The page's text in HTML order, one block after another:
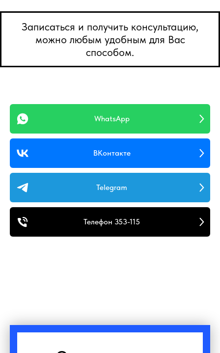
Записаться и получить консультацию,
можно любым удобным для Вас
способом.
WhatsApp
ВКонтакте
Telegram
Телефон 353-115